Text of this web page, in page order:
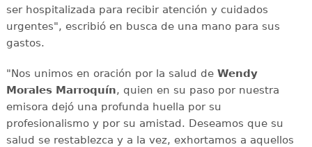
ser hospitalizada para recibir atención y cuidados
urgentes", escribió en busca de una mano para sus
gastos.
"Nos unimos en oración por la salud de Wendy
Morales Marroquín, quien en su paso por nuestra
emisora dejó una profunda huella por su
profesionalismo y por su amistad. Deseamos que su
salud se restablezca y a la vez, exhortamos a aquellos